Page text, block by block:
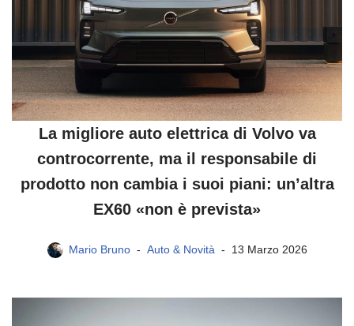
La migliore auto elettrica di Volvo va
controcorrente, ma il responsabile di
prodotto non cambia i suoi piani: un’altra
EX60 «non è prevista»
Mario Bruno Auto & Novità 13 Marzo 2026